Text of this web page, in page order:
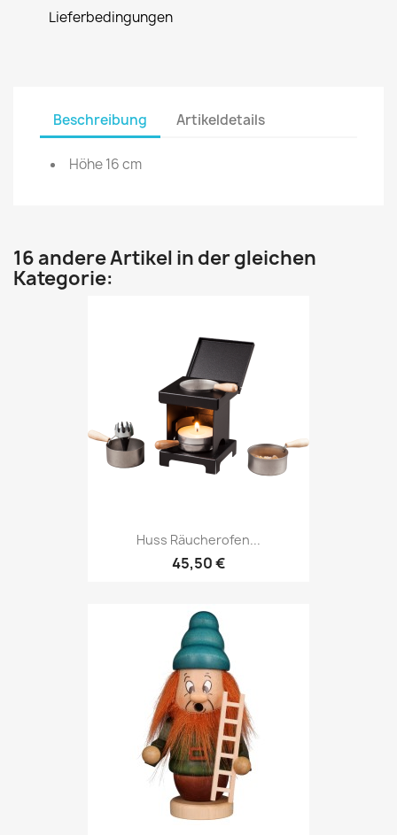
Lieferbedingungen
Beschreibung Artikeldetails
Höhe 16 cm
16 andere Artikel in der gleichen
Kategorie:
Huss Räucherofen...
45,50 €